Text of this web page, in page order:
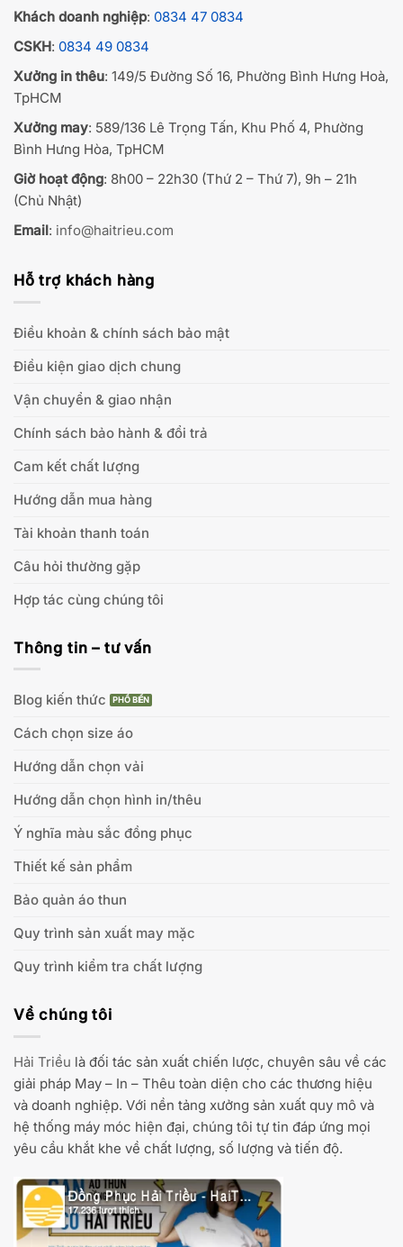
Khách doanh nghiệp: 0834 47 0834
CSKH: 0834 49 0834
Xưởng in thêu: 149/5 Đường Số 16, Phường Bình Hưng Hoà,
TpHCM
Xưởng may: 589/136 Lê Trọng Tấn, Khu Phố 4, Phường
Bình Hưng Hòa, TpHCM
Giờ hoạt động: 8h00 – 22h30 (Thứ 2 – Thứ 7), 9h – 21h
(Chủ Nhật)
Email: info@haitrieu.com
Hỗ trợ khách hàng
Điều khoản & chính sách bảo mật
Điều kiện giao dịch chung
Vận chuyển & giao nhận
Chính sách bảo hành & đổi trả
Cam kết chất lượng
Hướng dẫn mua hàng
Tài khoản thanh toán
Câu hỏi thường gặp
Hợp tác cùng chúng tôi
Thông tin – tư vấn
Blog kiến thức
Cách chọn size áo
Hướng dẫn chọn vải
Hướng dẫn chọn hình in/thêu
Ý nghĩa màu sắc đồng phục
Thiết kế sản phẩm
Bảo quản áo thun
Quy trình sản xuất may mặc
Quy trình kiểm tra chất lượng
Về chúng tôi
Hải Triều là đối tác sản xuất chiến lược, chuyên sâu về các
giải pháp May – In – Thêu toàn diện cho các thương hiệu
và doanh nghiệp. Với nền tảng xưởng sản xuất quy mô và
hệ thống máy móc hiện đại, chúng tôi tự tin đáp ứng mọi
yêu cầu khắt khe về chất lượng, số lượng và tiến độ.